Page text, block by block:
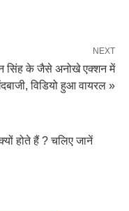
NEXT
सिंह के जैसे अनोखे एक्शन में
विडियो हुआ वायरल »
होते हैं ? चलिए जानें